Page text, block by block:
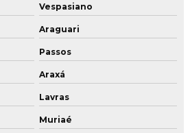
piso de concreto
piso de concreto mg
piso de concreto rj
piso de concreto sp
de junta de concretagem em sp
Vespasiano
Araguari
Passos
Araxá
Lavras
Muriaé